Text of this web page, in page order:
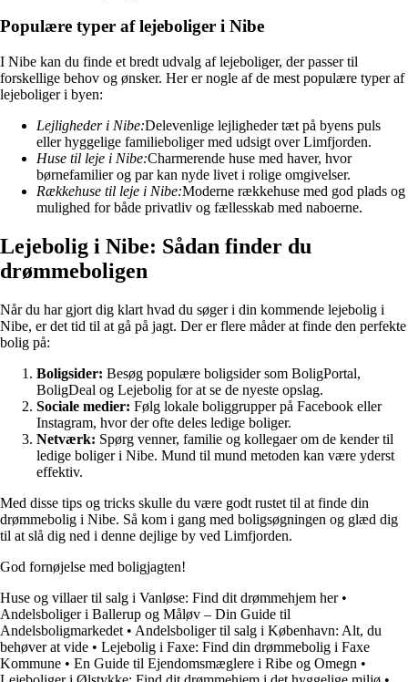
Populære typer af lejeboliger i Nibe
I Nibe kan du finde et bredt udvalg af lejeboliger, der passer til
forskellige behov og ønsker. Her er nogle af de mest populære typer af
lejeboliger i byen:
Lejligheder i Nibe:Delevenlige lejligheder tæt på byens puls
eller hyggelige familieboliger med udsigt over Limfjorden.
Huse til leje i Nibe:Charmerende huse med haver, hvor
børnefamilier og par kan nyde livet i rolige omgivelser.
Rækkehuse til leje i Nibe:Moderne rækkehuse med god plads og
mulighed for både privatliv og fællesskab med naboerne.
Lejebolig i Nibe: Sådan finder du
drømmeboligen
Når du har gjort dig klart hvad du søger i din kommende lejebolig i
Nibe, er det tid til at gå på jagt. Der er flere måder at finde den perfekte
bolig på:
Boligsider: Besøg populære boligsider som BoligPortal,
BoligDeal og Lejebolig for at se de nyeste opslag.
Sociale medier: Følg lokale boliggrupper på Facebook eller
Instagram, hvor der ofte deles ledige boliger.
Netværk: Spørg venner, familie og kollegaer om de kender til
ledige boliger i Nibe. Mund til mund metoden kan være yderst
effektiv.
Med disse tips og tricks skulle du være godt rustet til at finde din
drømmebolig i Nibe. Så kom i gang med boligsøgningen og glæd dig
til at slå dig ned i denne dejlige by ved Limfjorden.
God fornøjelse med boligjagten!
Huse og villaer til salg i Vanløse: Find dit drømmehjem her•
Andelsboliger i Ballerup og Måløv – Din Guide til
Andelsboligmarkedet • Andelsboliger til salg i København: Alt, du
behøver at vide • Lejebolig i Faxe: Find din drømmebolig i Faxe
Kommune • En Guide til Ejendomsmæglere i Ribe og Omegn •